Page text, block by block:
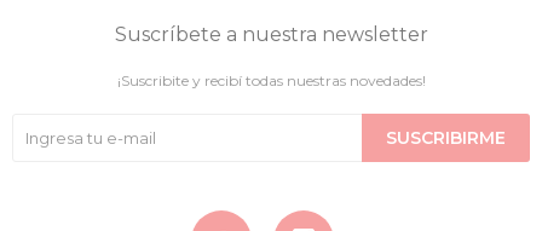
Suscríbete a nuestra newsletter
¡Suscribite y recibí todas nuestras novedades!
SUSCRIBIRME